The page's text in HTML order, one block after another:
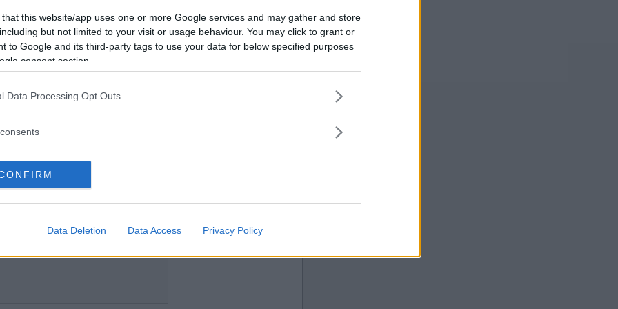
that this website/app uses one or more Google services and may gather and store
but not limited to your visit or usage behaviour. You may click to grant or
to Google and its third-party tags to use your data for below specified purposes
consent section.
Data Processing Opt Outs
Data Deletion Data Access Privacy Policy
Vill du bli
medlem?